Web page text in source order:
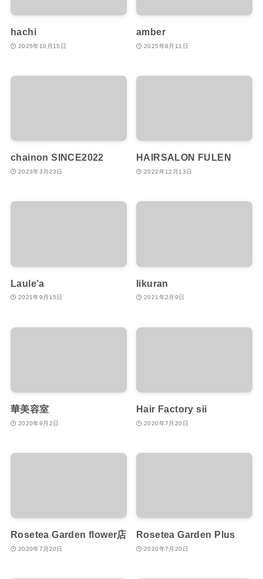
hachi
2025年10月15日
amber
2025年6月11日
chainon SINCE2022
2023年3月23日
HAIRSALON FULEN
2022年12月13日
Laule’a
2021年9月15日
Iikuran
2021年2月9日
華美容室
2020年9月2日
Hair Factory sii
2020年7月20日
Rosetea Garden flower店
2020年7月20日
Rosetea Garden Plus
2020年7月20日